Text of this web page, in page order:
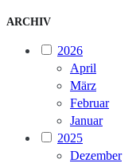
ARCHIV
2026
April
März
Februar
Januar
2025
Dezember